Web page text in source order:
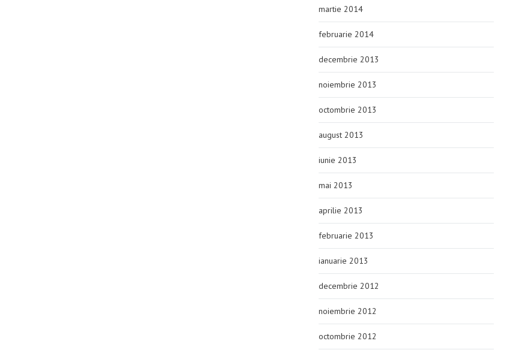
martie 2014
februarie 2014
decembrie 2013
noiembrie 2013
octombrie 2013
august 2013
iunie 2013
mai 2013
aprilie 2013
februarie 2013
ianuarie 2013
decembrie 2012
noiembrie 2012
octombrie 2012